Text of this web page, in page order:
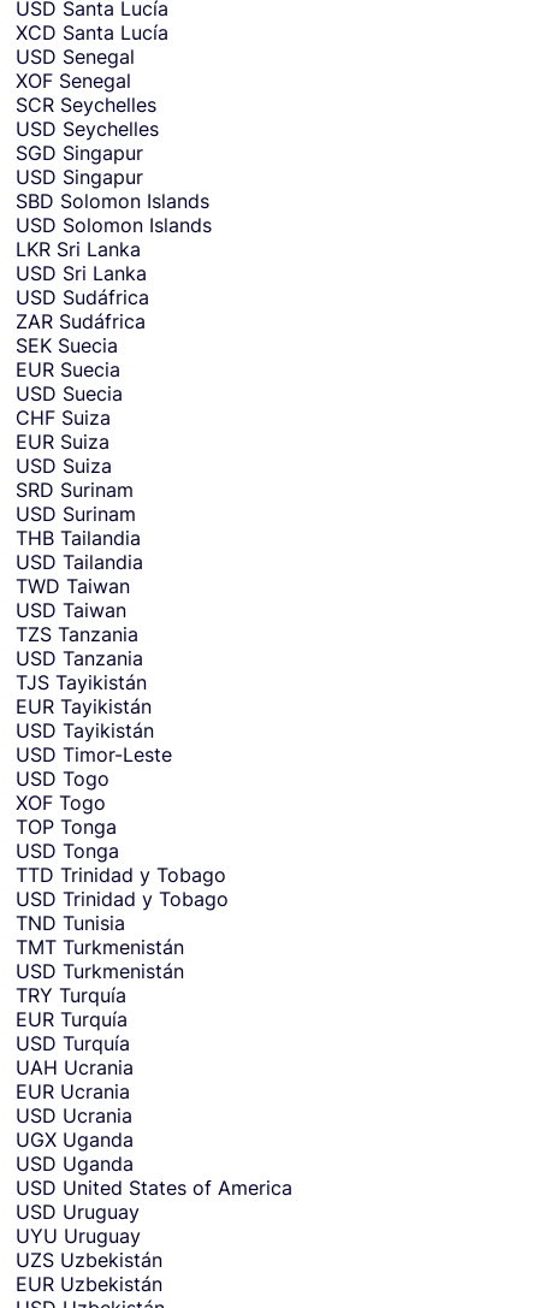
USD Santa Lucía
XCD Santa Lucía
USD Senegal
XOF Senegal
SCR Seychelles
USD Seychelles
SGD Singapur
USD Singapur
SBD Solomon Islands
USD Solomon Islands
LKR Sri Lanka
USD Sri Lanka
USD Sudáfrica
ZAR Sudáfrica
SEK Suecia
EUR Suecia
USD Suecia
CHF Suiza
EUR Suiza
USD Suiza
SRD Surinam
USD Surinam
THB Tailandia
USD Tailandia
TWD Taiwan
USD Taiwan
TZS Tanzania
USD Tanzania
TJS Tayikistán
EUR Tayikistán
USD Tayikistán
USD Timor-Leste
USD Togo
XOF Togo
TOP Tonga
USD Tonga
TTD Trinidad y Tobago
USD Trinidad y Tobago
TND Tunisia
TMT Turkmenistán
USD Turkmenistán
TRY Turquía
EUR Turquía
USD Turquía
UAH Ucrania
EUR Ucrania
USD Ucrania
UGX Uganda
USD Uganda
USD United States of America
USD Uruguay
UYU Uruguay
UZS Uzbekistán
EUR Uzbekistán